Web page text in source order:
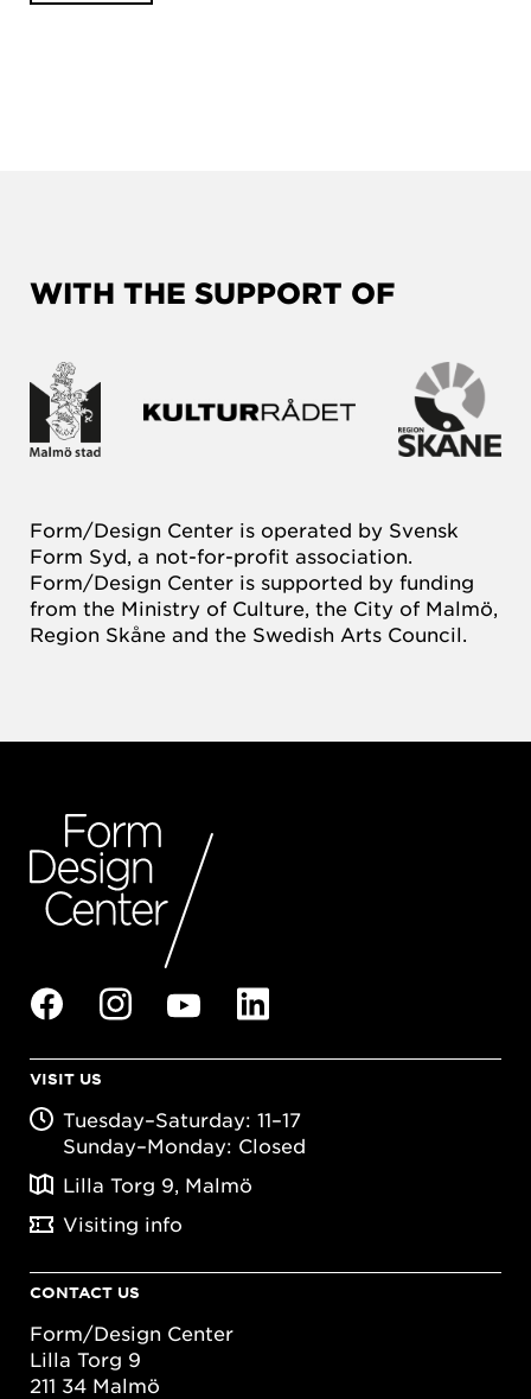
WITH THE SUPPORT OF
Form/Design Center is operated by Svensk
Form Syd, a not-for-profit association.
Form/Design Center is supported by funding
from the Ministry of Culture, the City of Malmö,
Region Skåne and the Swedish Arts Council.
VISIT US
Tuesday–Saturday: 11–17
Sunday–Monday: Closed
Lilla Torg 9, Malmö
Visiting info
CONTACT US
Form/Design Center
Lilla Torg 9
211 34 Malmö